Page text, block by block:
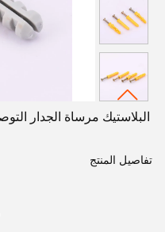
تفاصيل المنتج